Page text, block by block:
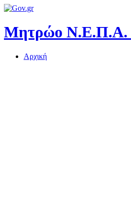
Μητρώο Ν.Ε.Π.Α.
Αρχική